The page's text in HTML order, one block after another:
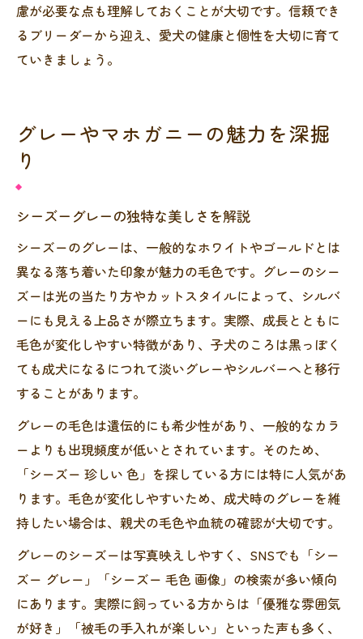
慮が必要な点も理解しておくことが大切です。信頼でき
るブリーダーから迎え、愛犬の健康と個性を大切に育て
ていきましょう。
グレーやマホガニーの魅力を深掘
り
シーズーグレーの独特な美しさを解説
シーズーのグレーは、一般的なホワイトやゴールドとは
異なる落ち着いた印象が魅力の毛色です。グレーのシー
ズーは光の当たり方やカットスタイルによって、シルバ
ーにも見える上品さが際立ちます。実際、成長とともに
毛色が変化しやすい特徴があり、子犬のころは黒っぽく
ても成犬になるにつれて淡いグレーやシルバーへと移行
することがあります。
グレーの毛色は遺伝的にも希少性があり、一般的なカラ
ーよりも出現頻度が低いとされています。そのため、
「シーズー 珍しい 色」を探している方には特に人気があ
ります。毛色が変化しやすいため、成犬時のグレーを維
持したい場合は、親犬の毛色や血統の確認が大切です。
グレーのシーズーは写真映えしやすく、SNSでも「シー
ズー グレー」「シーズー 毛色 画像」の検索が多い傾向
にあります。実際に飼っている方からは「優雅な雰囲気
が好き」「被毛の手入れが楽しい」といった声も多く、